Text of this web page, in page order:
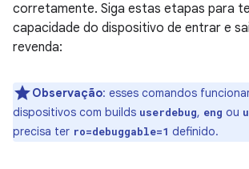
corretamente. Siga estas etapas para
capacidade do dispositivo de entrar e
revenda:
Observação: esses comandos
dispositivos com builds userdebug, eng ou
precisa ter ro=debuggable=1 definido.